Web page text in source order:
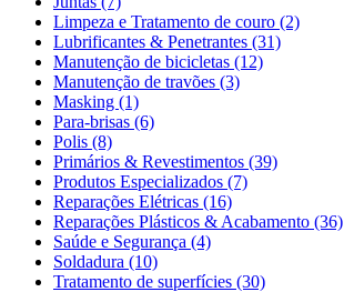
Limpeza e Tratamento de couro (2)
Lubrificantes & Penetrantes (31)
Manutenção de bicicletas (12)
Manutenção de travões (3)
Masking (1)
Para-brisas (6)
Polis (8)
Primários & Revestimentos (39)
Produtos Especializados (7)
Reparações Elétricas (16)
Reparações Plásticos & Acabamento (36)
Saúde e Segurança (4)
Soldadura (10)
Tratamento de superfícies (30)